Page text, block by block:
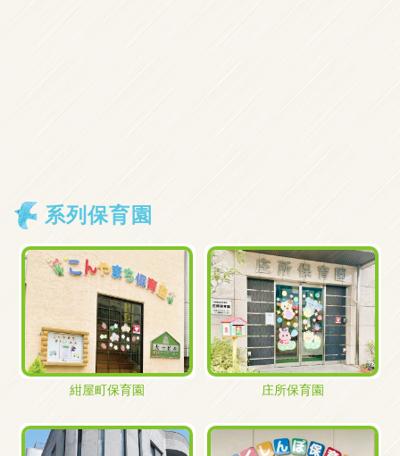
系列保育園
紺屋町保育園 庄所保育園